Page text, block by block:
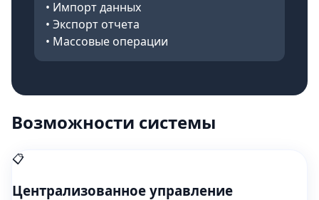
• Импорт данных
• Экспорт отчета
• Массовые операции
Возможности системы
📋
Централизованное управление